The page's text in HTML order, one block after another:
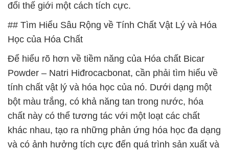
đổi thế giới một cách tích cực.
## Tìm Hiểu Sâu Rộng về Tính Chất Vật Lý và Hóa
Học của Hóa Chất
Để hiểu rõ hơn về tiềm năng của Hóa chất Bicar
Powder – Natri Hiđrocacbonat, cần phải tìm hiểu về
tính chất vật lý và hóa học của nó. Dưới dạng một
bột màu trắng, có khả năng tan trong nước, hóa
chất này có thể tương tác với một loạt các chất
khác nhau, tạo ra những phản ứng hóa học đa dạng
và có ảnh hưởng tích cực đến quá trình sản xuất và